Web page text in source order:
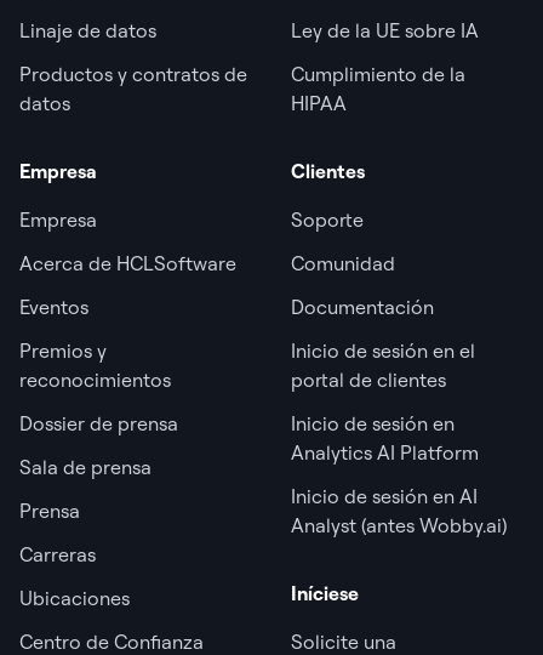
Linaje de datos
Productos y contratos de
datos
Ley de la UE sobre IA
Cumplimiento de la
HIPAA
Empresa
Empresa
Acerca de HCLSoftware
Eventos
Premios y
reconocimientos
Dossier de prensa
Sala de prensa
Prensa
Carreras
Ubicaciones
Centro de Confianza
Clientes
Soporte
Comunidad
Documentación
Inicio de sesión en el
portal de clientes
Inicio de sesión en
Analytics AI Platform
Inicio de sesión en AI
Analyst (antes Wobby.ai)
Iníciese
Solicite una